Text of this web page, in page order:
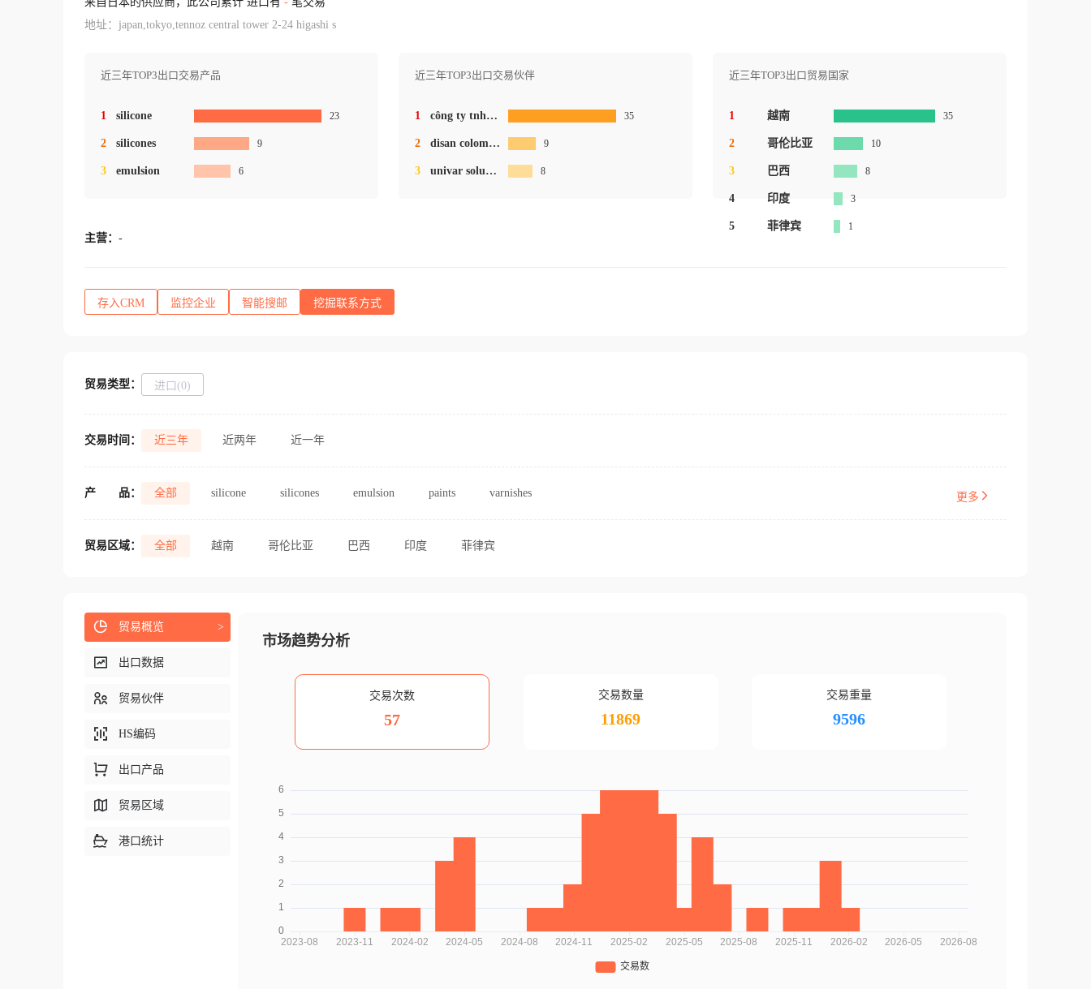
地址：japan,tokyo,tennoz central tower 2-24 higashi s
近三年TOP3出口交易产品
1 silicone 23
2 silicones 9
3 emulsion 6
近三年TOP3出口交易伙伴
1 công ty tnhh dow chemical việt nam 35
2 disan colombia s.a. 9
3 univar solutions brasil ltda. 8
近三年TOP3出口贸易国家
1 越南 35
2 哥伦比亚 10
3 巴西 8
4 印度 3
5 菲律宾 1
主营： -
存入CRM 监控企业 智能搜邮 挖掘联系方式
贸易类型： 进口(0)
交易时间： 近三年 近两年 近一年
产 品： 全部 silicone silicones emulsion paints varnishes 更多
贸易区域： 全部 越南 哥伦比亚 巴西 印度 菲律宾
市场趋势分析
交易次数
57
交易数量
11869
交易重量
9596
贸易概览 >
出口数据
贸易伙伴
HS编码
出口产品
贸易区域
港口统计